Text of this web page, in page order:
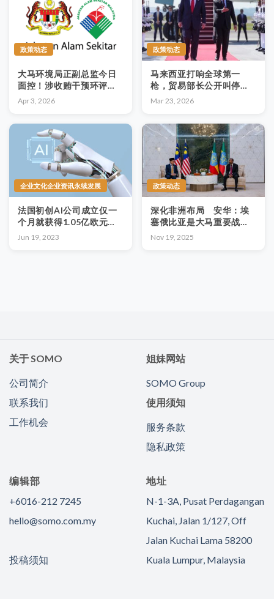
政策动态
大马环境局正副总监今日
面控！涉收贿干预环评报
告，两人皆不认罪
Apr 3, 2026
政策动态
马来西亚打响全球第一
枪，贸易部长公开叫停对
美贸易协议，美霸权加速
Mar 23, 2026
企业文化企业资讯永续发展
法国初创AI公司成立仅一
个月就获得1.05亿欧元种
子轮融资！AI挡不住的趋
Jun 19, 2023
政策动态
深化非洲布局 安华：埃
塞俄比亚是大马重要战略
伙伴
Nov 19, 2025
关于 SOMO
公司简介
联系我们
工作机会
姐妹网站
SOMO Group
使用须知
服务条款
隐私政策
编辑部
+6016-212 7245
hello@somo.com.my
投稿须知
地址
N-1-3A, Pusat Perdagangan
Kuchai, Jalan 1/127, Off
Jalan Kuchai Lama 58200
Kuala Lumpur, Malaysia